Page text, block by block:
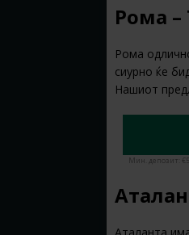
Рома –
Рома
сиурно ќе
Нашиот
Мин. депозит: